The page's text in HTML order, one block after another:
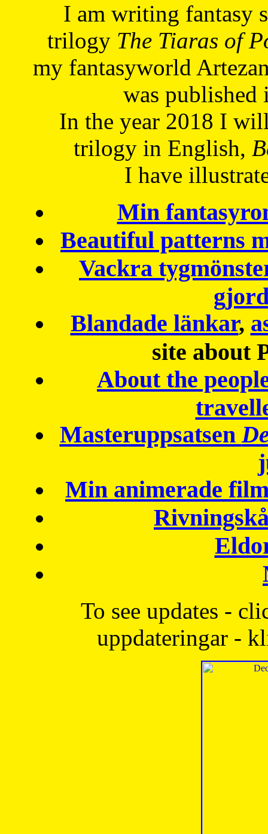
I am writing fantasy
trilogy The Tiaras of
my fantasyworld
was published
In the year 2018 I
trilogy in English,
I have
Min
Beautiful patterns
Vackra
Blandade länkar,
site about
About the
Masteruppsatsen
Min animerade
To see updates -
uppdateringar -